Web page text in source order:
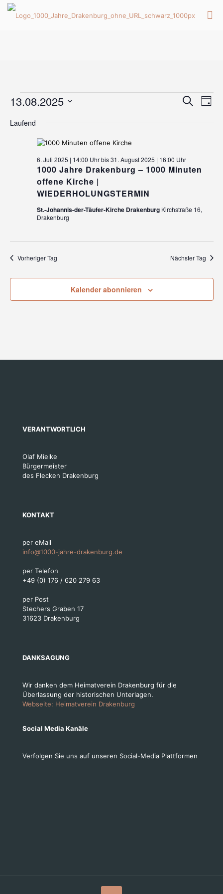
Veranstaltungen
für
13.
August
2025
SucheTag
13.08.2025
wählen.
Laufend
1000 Jahre Drakenburg – 1000 Minuten
offene Kirche |
WIEDERHOLUNGSTERMIN
6. Juli 2025 | 14:00 Uhrbis31. August 2025 | 16:00 Uhr
St.-Johannis-der-Täufer-Kirche Drakenburg Kirchstraße 16,
Drakenburg
Vorheriger Tag Nächster Tag
Kalender abonnieren
VERANTWORTLICH
Olaf Mielke
Bürgermeister
des Flecken Drakenburg
KONTAKT
per eMail
info@1000-jahre-drakenburg.de
per Telefon
+49 (0) 176 / 620 279 63
per Post
Stechers Graben 17
31623 Drakenburg
DANKSAGUNG
Wir danken dem Heimatverein Drakenburg für die
Überlassung der historischen Unterlagen.
Webseite: Heimatverein Drakenburg
Social Media Kanäle
Verfolgen Sie uns auf unseren Social-Media Plattformen